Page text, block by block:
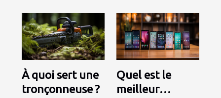
À quoi sert une
tronçonneuse ?
Quel est le
meilleur